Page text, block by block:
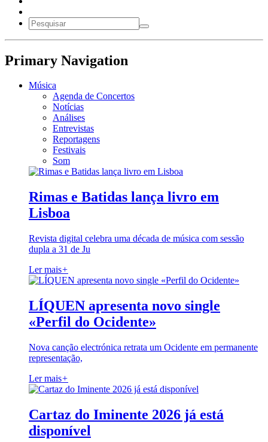
Primary Navigation
Música
Agenda de Concertos
Notícias
Análises
Entrevistas
Reportagens
Festivais
Som
Rimas e Batidas lança livro em
Lisboa
Revista digital celebra uma década de música com sessão
dupla a 31 de Ju
Ler mais+
LÍQUEN apresenta novo single
«Perfil do Ocidente»
Nova canção electrónica retrata um Ocidente em permanente
representação,
Ler mais+
Cartaz do Iminente 2026 já está
disponível